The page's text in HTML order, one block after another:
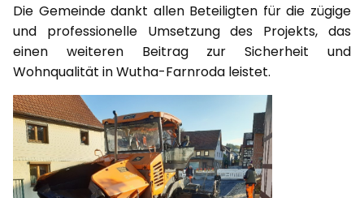
Die Gemeinde dankt allen Beteiligten für die zügige
und professionelle Umsetzung des Projekts, das
einen weiteren Beitrag zur Sicherheit und
Wohnqualität in Wutha-Farnroda leistet.